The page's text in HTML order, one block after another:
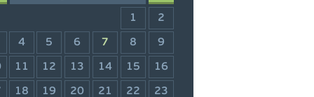
1 2
4 5 6 7 8 9
11 12 13 14 15 16
18 19 20 21 22 23